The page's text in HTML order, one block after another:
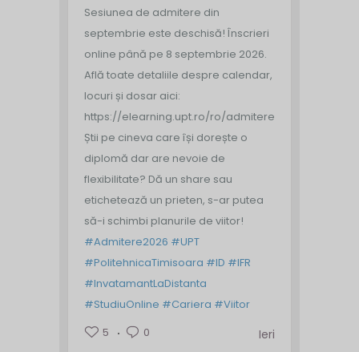
Sesiunea de admitere din
septembrie este deschisă! Înscrieri
online până pe 8 septembrie 2026.
Află toate detaliile despre calendar,
locuri și dosar aici:
https://elearning.upt.ro/ro/admitere/
Știi pe cineva care își dorește o
diplomă dar are nevoie de
flexibilitate? Dă un share sau
etichetează un prieten, s-ar putea
să-i schimbi planurile de viitor!
#Admitere2026 #UPT
#PolitehnicaTimisoara #ID #IFR
#InvatamantLaDistanta
#StudiuOnline #Cariera #Viitor
5
0 Ieri